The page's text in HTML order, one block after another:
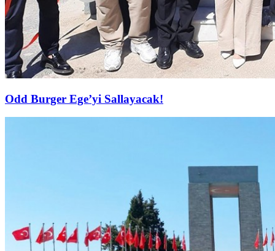
Odd Burger Ege’yi Sallayacak!